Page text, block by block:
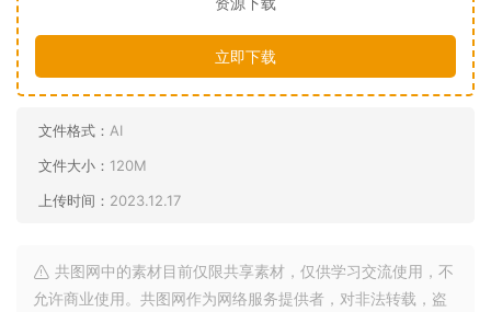
立即下载
文件格式： AI
文件大小： 120M
上传时间： 2023.12.17
共图网中的素材目前仅限共享素材，仅供学习交流使用，不
允许商业使用。共图网作为网络服务提供者，对非法转载，盗